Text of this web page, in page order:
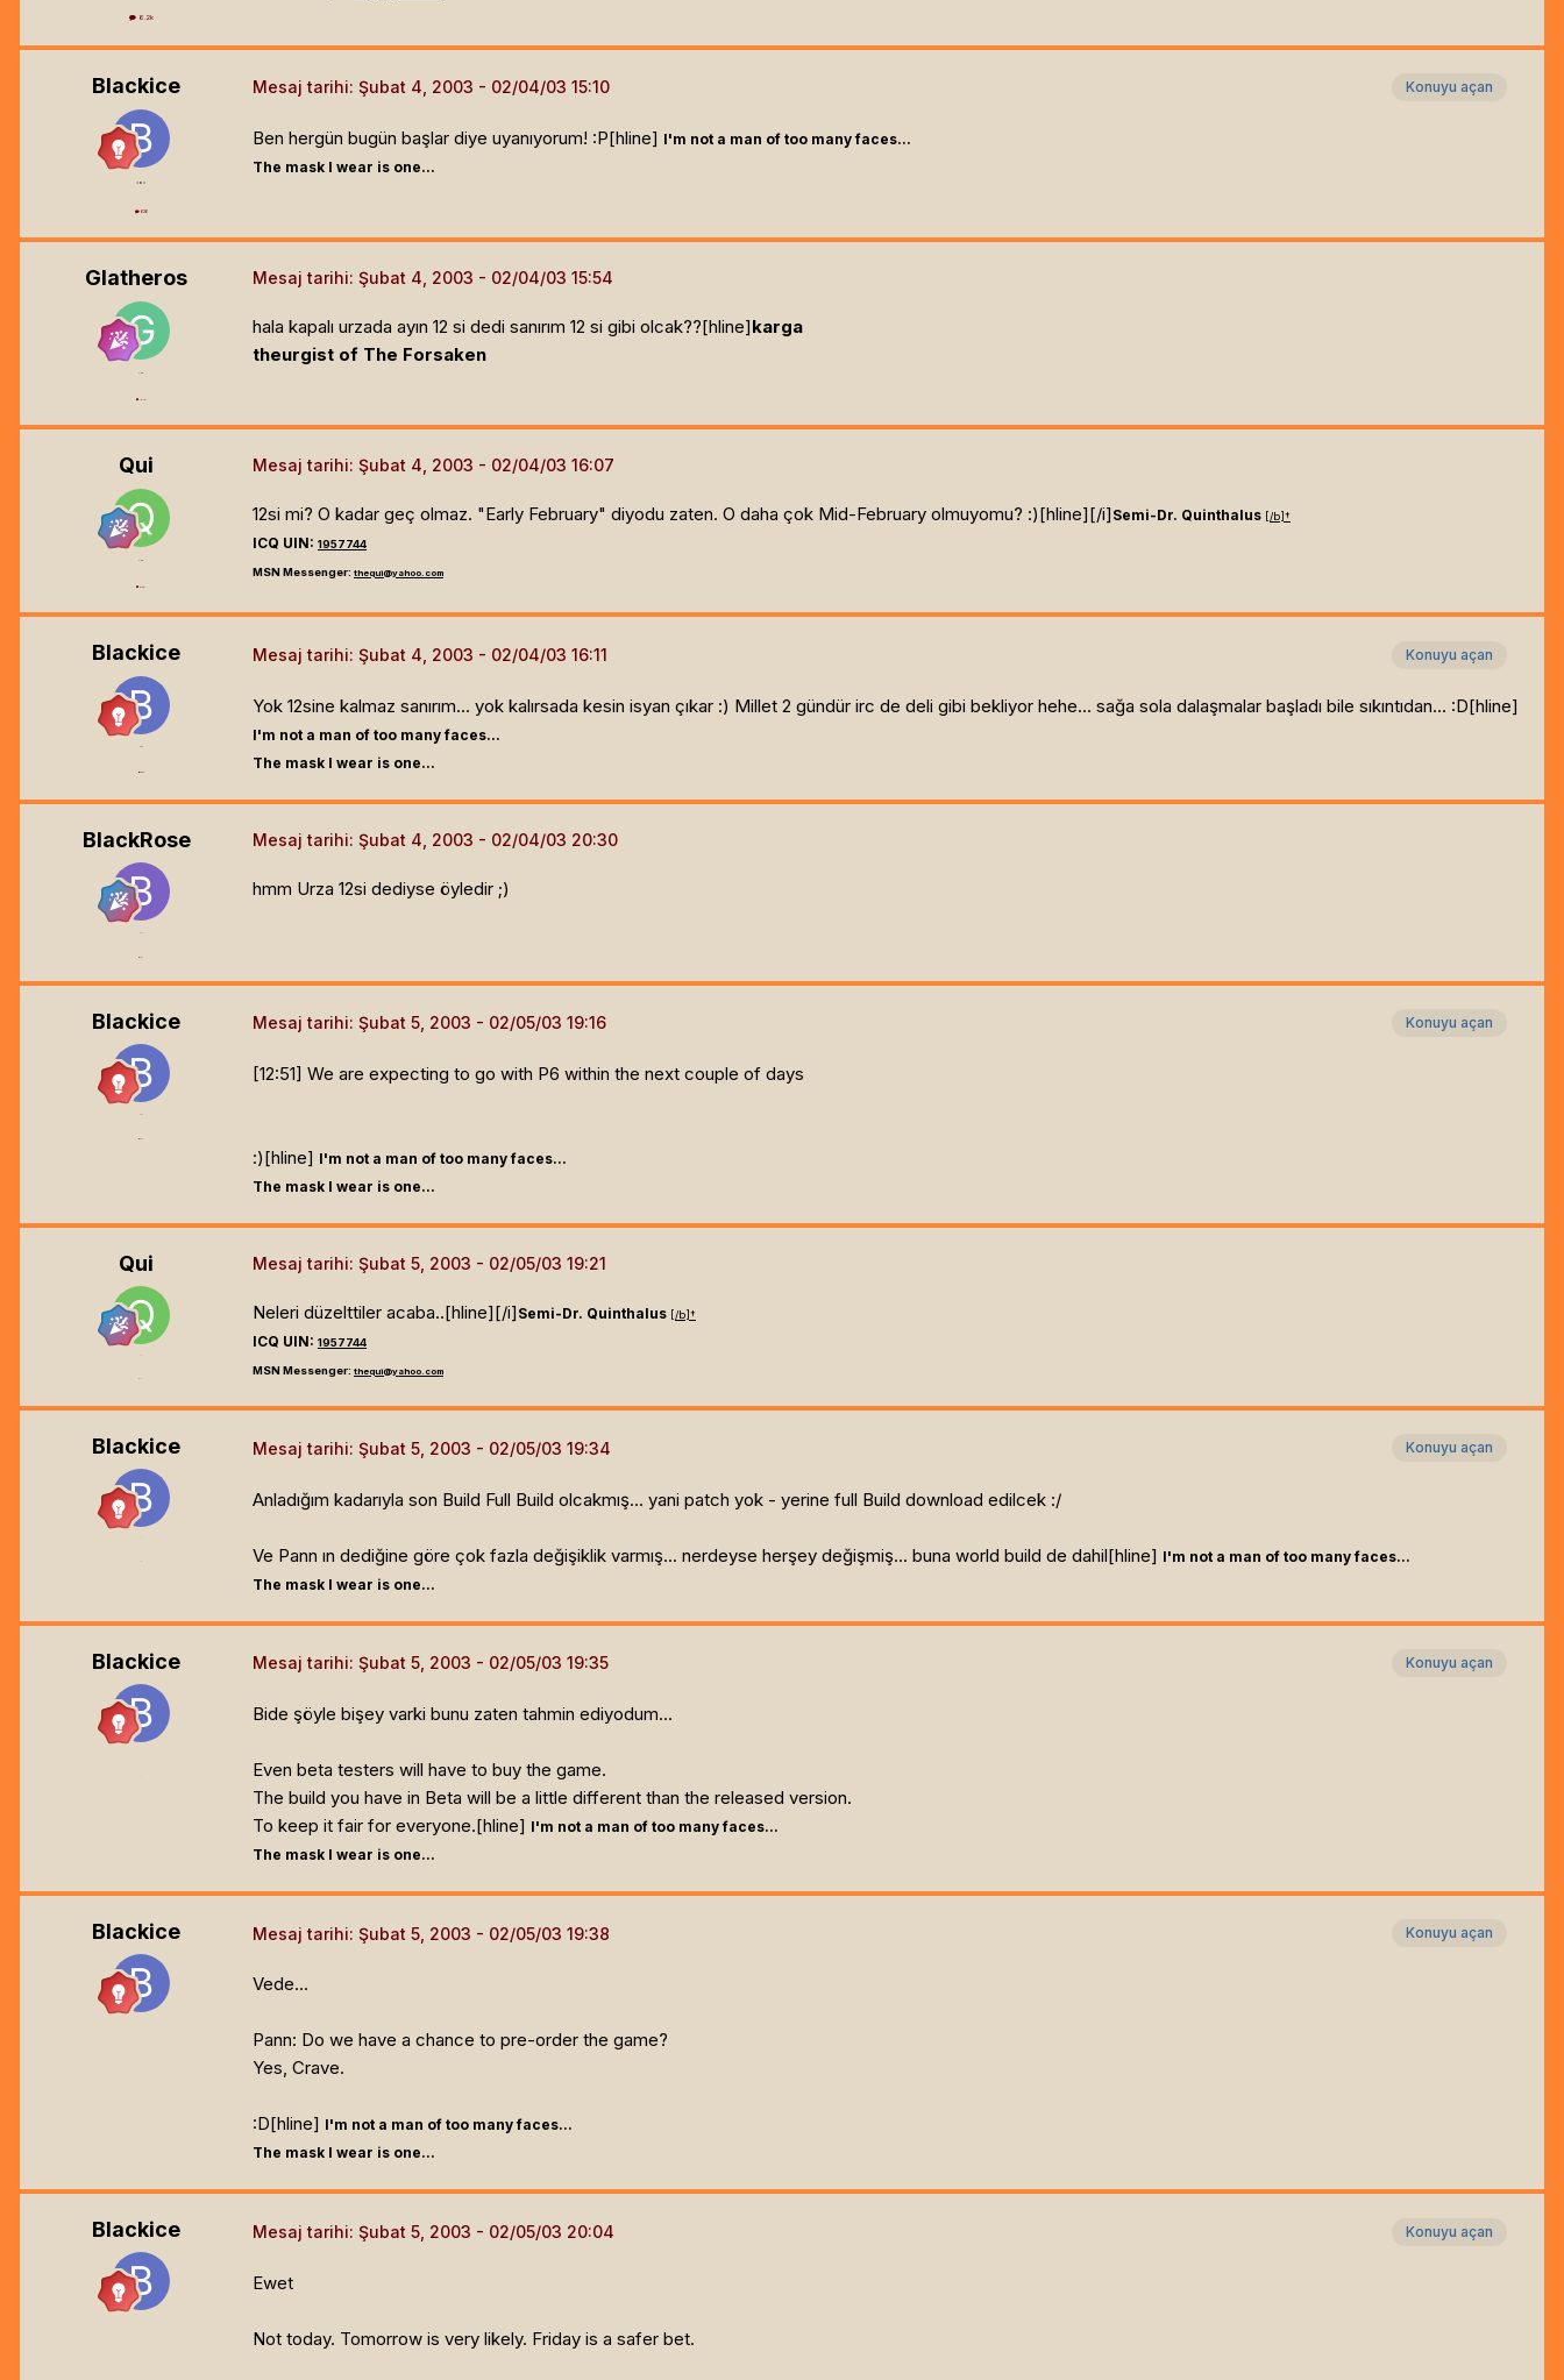
6.2k
Blackice
=o=
626
Konuyu açan
Mesaj tarihi: Şubat 4, 2003
Ben hergün bugün başlar diye uyanıyorum! :P[hline] I'm not a man of too many faces...
The mask I wear is one...
Glatheros
=o=
4.1k
Mesaj tarihi: Şubat 4, 2003
hala kapalı urzada ayın 12 si dedi sanırım 12 si gibi olcak??[hline]karga
theurgist of The Forsaken
Qui
=o=
6.2k
Mesaj tarihi: Şubat 4, 2003
12si mi? O kadar geç olmaz. "Early February" diyodu zaten. O daha çok Mid-February olmuyomu? :)[hline][/i] Semi-Dr. Quinthalus [/b]†
ICQ UIN: 1957744
MSN Messenger: thequi@yahoo.com
Blackice Konuyu açan
Mesaj tarihi: Şubat 4, 2003
Yok 12sine kalmaz sanırım... yok kalırsada kesin isyan çıkar :) Millet 2 gündür irc de deli gibi bekliyor hehe... sağa sola dalaşmalar başladı bile sıkıntıdan... :D[hline]
I'm not a man of too many faces...
The mask I wear is one...
BlackRose Mesaj tarihi: Şubat 4, 2003
hmm Urza 12si dediyse öyledir ;)
Blackice Konuyu açan
Mesaj tarihi: Şubat 5, 2003
[12:51] We are expecting to go with P6 within the next couple of days
:)[hline] I'm not a man of too many faces...
The mask I wear is one...
Qui Mesaj tarihi: Şubat 5, 2003
Neleri düzelttiler acaba..[hline][/i] Semi-Dr. Quinthalus [/b]†
ICQ UIN: 1957744
MSN Messenger: thequi@yahoo.com
Blackice Konuyu açan
Mesaj tarihi: Şubat 5, 2003
Anladığım kadarıyla son Build Full Build olcakmış... yani patch yok - yerine full Build download edilcek :/
Ve Pann ın dediğine göre çok fazla değişiklik varmış... nerdeyse herşey değişmiş... buna world build de dahil[hline] I'm not a man of too many faces...
The mask I wear is one...
Blackice Konuyu açan
Mesaj tarihi: Şubat 5, 2003
Bide şöyle bişey varki bunu zaten tahmin ediyodum...
Even beta testers will have to buy the game.
The build you have in Beta will be a little different than the released version.
To keep it fair for everyone.[hline] I'm not a man of too many faces...
The mask I wear is one...
Blackice Konuyu açan
Mesaj tarihi: Şubat 5, 2003
Vede...
Pann: Do we have a chance to pre-order the game?
Yes, Crave.
:D[hline] I'm not a man of too many faces...
The mask I wear is one...
Blackice Konuyu açan
Mesaj tarihi: Şubat 5, 2003
Ewet
Not today. Tomorrow is very likely. Friday is a safer bet.